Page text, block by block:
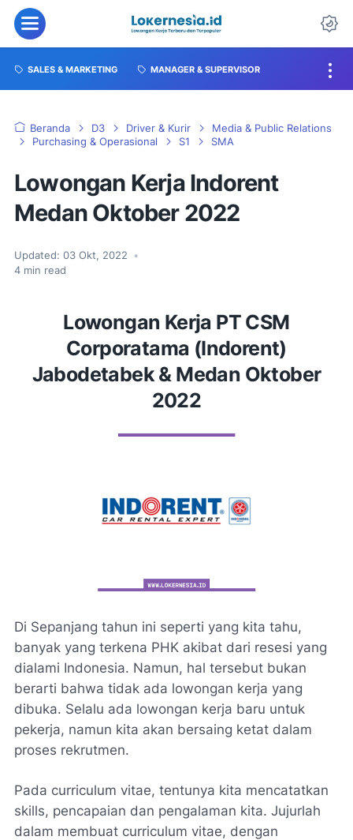
SALES & MARKETING MANAGER & SUPERVISOR
Beranda D3 Driver & Kurir
Media & Public Relations
Purchasing & Operasional
S1 SMA
Lowongan Kerja Indorent
Medan Oktober 2022
Updated: 03 Okt, 2022
•
4 min read
Lowongan Kerja PT CSM
Corporatama (Indorent)
Jabodetabek & Medan Oktober
2022
Di Sepanjang tahun ini seperti yang kita tahu,
banyak yang terkena PHK akibat dari resesi yang
dialami Indonesia. Namun, hal tersebut bukan
berarti bahwa tidak ada lowongan kerja yang
dibuka. Selalu ada lowongan kerja baru untuk
pekerja, namun kita akan bersaing ketat dalam
proses rekrutmen.
Pada curriculum vitae, tentunya kita mencatatkan
skills, pencapaian dan pengalaman kita. Jujurlah
dalam membuat curriculum vitae, dengan